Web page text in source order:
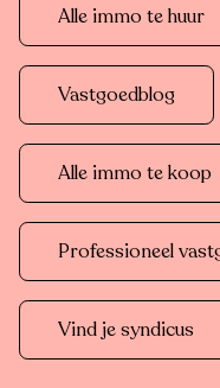
Alle immo te huur
Vastgoedblog
Alle immo te koop
Professioneel
Vind je syndicus